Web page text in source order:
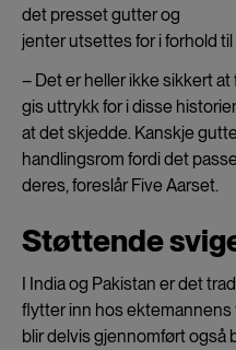
det presset gutter og
jenter utsettes for i forhold
– Det er heller ikke sikkert
gis uttrykk for i disse
at det skjedde. Kanskje
handlingsrom fordi det
deres, foreslår Five Aarset.
Støttende
I India og Pakistan er det
flytter inn hos ektemannens
blir delvis gjennomført også